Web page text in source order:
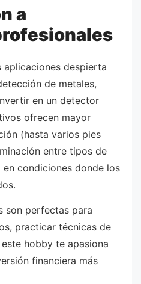
a
aplicaciones despierta
de metales,
en un detector
ofrecen mayor
(hasta varios pies
entre tipos de
condiciones donde los
son perfectas para
practicar técnicas de
hobby te apasiona
financiera más